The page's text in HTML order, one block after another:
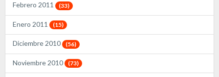
Febrero 2011 (33)
Enero 2011 (15)
Diciembre 2010 (56)
Noviembre 2010 (73)